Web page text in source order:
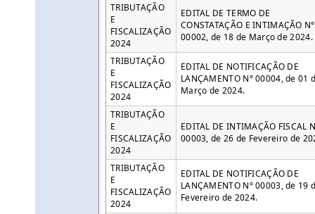
TRIBUTAÇÃO
E
FISCALIZAÇÃO
2024
EDITAL DE TERMO DE
CONSTATAÇÃO E INTIMAÇÃO N°
00002, de 18 de Março de 2024.
TRIBUTAÇÃO
E
FISCALIZAÇÃO
2024
EDITAL DE NOTIFICAÇÃO DE
LANÇAMENTO N° 00004, de 01
Março de 2024.
TRIBUTAÇÃO
E
FISCALIZAÇÃO
2024
EDITAL DE INTIMAÇÃO FISCAL
00003, de 26 de Fevereiro de
TRIBUTAÇÃO
E
FISCALIZAÇÃO
2024
EDITAL DE NOTIFICAÇÃO DE
LANÇAMENTO N° 00003, de 19
Fevereiro de 2024.